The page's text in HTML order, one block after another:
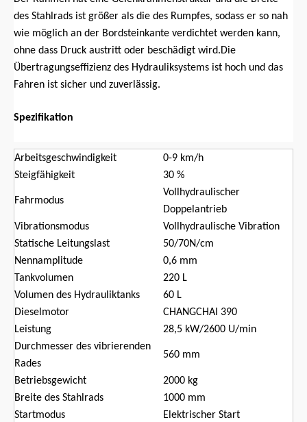
des Stahlrads ist größer als die des Rumpfes, sodass er so nah
wie möglich an der Bordsteinkante verdichtet werden kann,
ohne dass Druck austritt oder beschädigt wird.Die
Übertragungseffizienz des Hydrauliksystems ist hoch und das
Fahren ist sicher und zuverlässig.
Spezifikation
Arbeitsgeschwindigkeit
0-9 km/h
Steigfähigkeit
30 %
Fahrmodus
Vollhydraulischer
Doppelantrieb
Vibrationsmodus
Vollhydraulische Vibration
Statische Leitungslast
50/70N/cm
Nennamplitude
0,6 mm
Tankvolumen
220 L
Volumen des Hydrauliktanks
60 L
Dieselmotor
CHANGCHAI 390
Leistung
28,5 kW/2600 U/min
Durchmesser des vibrierenden
Rades
560 mm
Betriebsgewicht
2000 kg
Breite des Stahlrads
1000 mm
Startmodus
Elektrischer Start